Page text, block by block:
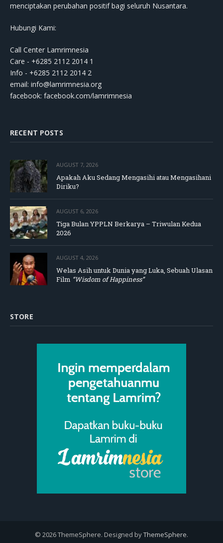
menciptakan perubahan positif bagi seluruh Nusantara.
Hubungi Kami:
Call Center Lamrimnesia
Care - +6285 2112 2014 1
Info - +6285 2112 2014 2
email: info@lamrimnesia.org
facebook: facebook.com/lamrimnesia
RECENT POSTS
AUGUST 7, 2026
Apakah Aku Sedang Mengasihi atau Mengasihani
Diriku?
AUGUST 6, 2026
Tiga Bulan YPPLN Berkarya – Triwulan Kedua
2026
AUGUST 4, 2026
Welas Asih untuk Dunia yang Luka, Sebuah Ulasan
Film “Wisdom of Happiness”
STORE
© 2026 ThemeSphere. Designed byThemeSphere.